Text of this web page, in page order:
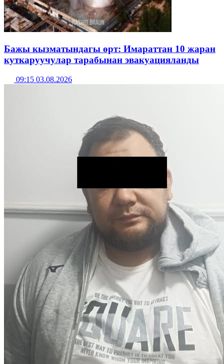
Бажы кызматындагы өрт: Имараттан 10 жаран
куткаруучулар тарабынан эвакуацияланды
09:15 03.08.2026